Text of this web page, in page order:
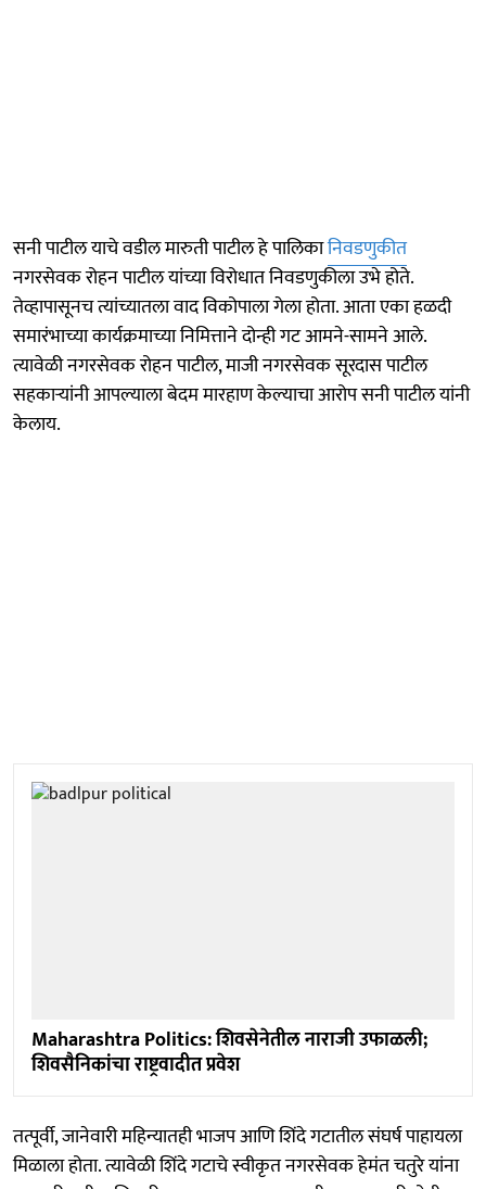
सनी पाटील याचे वडील मारुती पाटील हे पालिकानिवडणुकीत
नगरसेवक रोहन पाटील यांच्या विरोधात निवडणुकीला उभे होते.
तेव्हापासूनच त्यांच्यातला वाद विकोपाला गेला होता. आता एका हळदी
समारंभाच्या कार्यक्रमाच्या निमित्ताने दोन्ही गट आमने-सामने आले.
त्यावेळी नगरसेवक रोहन पाटील, माजी नगरसेवक सूरदास पाटील
सहकाऱ्यांनी आपल्याला बेदम मारहाण केल्याचा आरोप सनी पाटील यांनी
केलाय.
Maharashtra Politics: शिवसेनेतील नाराजी उफाळली;
शिवसैनिकांचा राष्ट्रवादीत प्रवेश
तत्पूर्वी, जानेवारी महिन्यातही भाजप आणि शिंदे गटातील संघर्ष पाहायला
मिळाला होता. त्यावेळी शिंदे गटाचे स्वीकृत नगरसेवक हेमंत चतुरे यांना